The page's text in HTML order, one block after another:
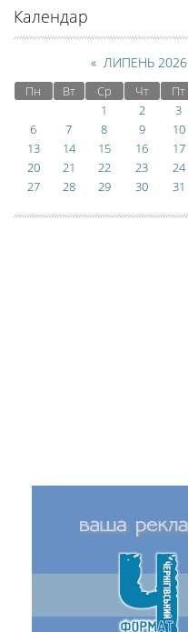
Календар
« ЛИПЕНЬ 2026
Пн Вт Ср Чт Пт
1
2 3
6
7 8 9 10
13
14 15 16 17
20
21 22 23 24
27
28 29 30 31